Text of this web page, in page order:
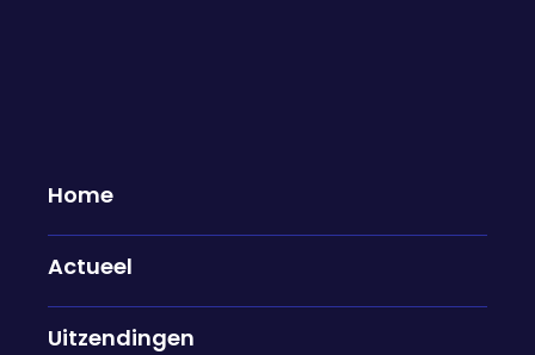
Home
Actueel
Uitzendingen
Tessel Blok
Drie weken geleden overleed Dieuwertje Blok.
Tessel was naast haar zus, haar beste vriendin. De
twee zussen deelden hun liefde voor de media,